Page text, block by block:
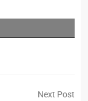
Next Post